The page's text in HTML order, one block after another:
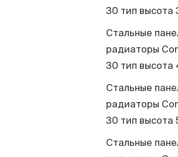
30 тип высота
Стальные
радиаторы
30 тип высота
Стальные
радиаторы
30 тип высота
Стальные